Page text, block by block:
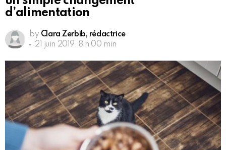
d’alimentation
by Clara Zerbib, rédactrice
21 juin 2019, 8 h 00 min